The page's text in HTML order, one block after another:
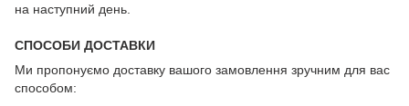
на наступний день.
СПОСОБИ ДОСТАВКИ
Ми пропонуємо доставку вашого замовлення зручним для вас
способом: